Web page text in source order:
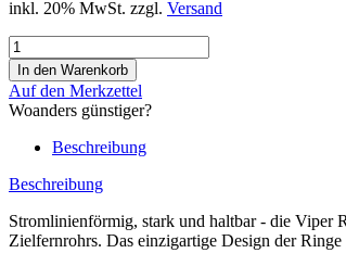
inkl. 20% MwSt. zzgl. Versand
Auf den Merkzettel
Woanders günstiger?
Beschreibung
Beschreibung
Stromlinienförmig, stark und haltbar - die Viper
Zielfernrohrs. Das einzigartige Design der